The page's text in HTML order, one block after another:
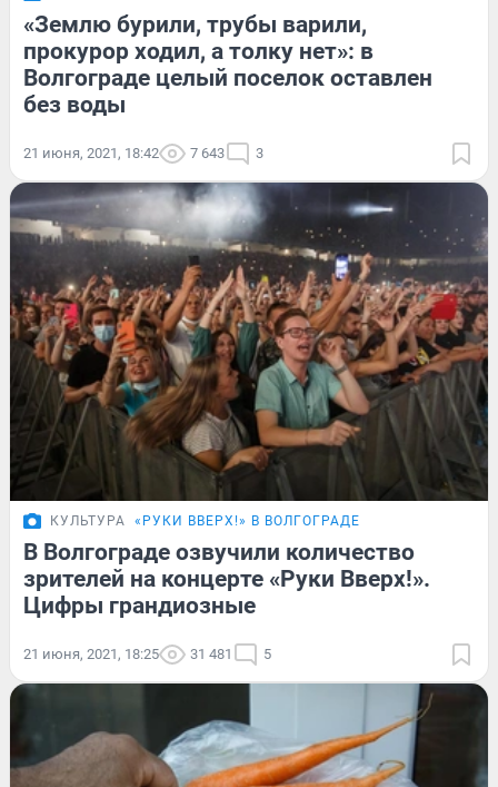
«Землю бурили, трубы варили,
прокурор ходил, а толку нет»: в
Волгограде целый поселок оставлен
без воды
21 июня, 2021, 18:42 7 643 3
КУЛЬТУРА «РУКИ ВВЕРХ!» В ВОЛГОГРАДЕ
В Волгограде озвучили количество
зрителей на концерте «Руки Вверх!».
Цифры грандиозные
21 июня, 2021, 18:25 31 481 5